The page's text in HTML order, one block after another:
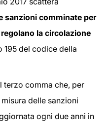
sanzioni comminate per
la circolazione
del codice della
terzo comma che, per
delle sanzioni
ogni due anni in